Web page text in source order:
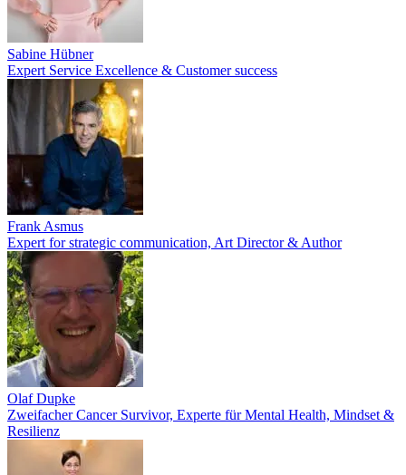
Sabine Hübner
Expert Service Excellence & Customer success
Frank Asmus
Expert for strategic communication, Art Director & Author
Olaf Dupke
Zweifacher Cancer Survivor, Experte für Mental Health, Mindset &
Resilienz